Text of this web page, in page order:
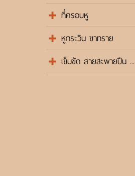
ที่ครอบหู
หูกระวิน ขาทราย
เข็มขัด สายสะพายปืน ...